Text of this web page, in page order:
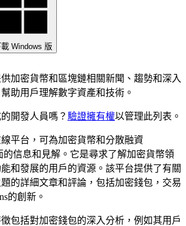
載 Windows 版
加密貨幣和區塊鏈相關新聞、趨勢和深入
助用戶理解數字資產和技術。
開發人員嗎？ 驗證擁有權以管理此列表。
平台，可為加密貨幣和分散融資
的信息和見解。它是尋求了解加密貨幣領
和發展的用戶的資源。該平台提供了有關
的詳細文章和評論，包括加密錢包，交易
的創新。
包括對加密錢包的深入分析，例如其用戶